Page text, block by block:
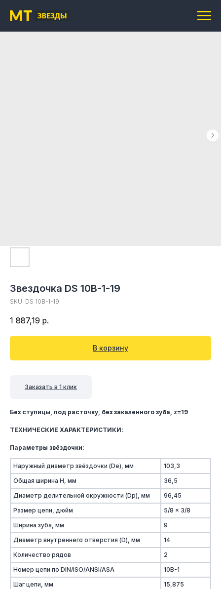
Звездочка DS 10B-1-19
SKU: DS 10B-1-19
1 887,19 р.
В корзину
Заказать в 1 клик
Без ступицы, под расточку, без закаленного зуба, z=19
ТЕХНИЧЕСКИЕ ХАРАКТЕРИСТИКИ:
Параметры звёздочки:
Наружный диаметр звёздочки (De), мм
103,3
Общая ширина Н, мм
36,5
Диаметр делительной окружности (Dp), мм
96,45
Размер цепи, дюйм
5/8 x 3/8
Ширина зуба, мм
9
Диаметр внутреннего отверстия (D), мм
14
Количество рядов
2
Номер цепи по DIN/ISO/ANSI/ASA
10B-1
Шаг цепи, мм
15,875